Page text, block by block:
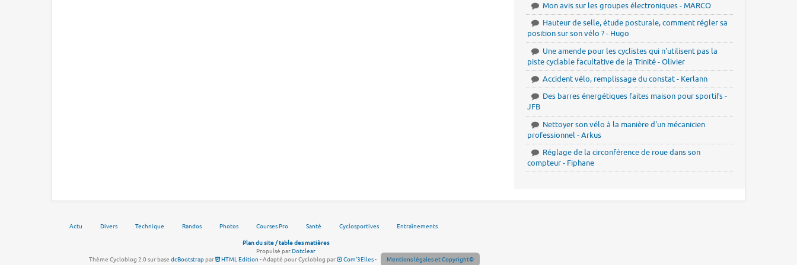
Mon avis sur les groupes électroniques - MARCO
Hauteur de selle, étude posturale, comment régler sa
position sur son vélo ? - Hugo
Une amende pour les cyclistes qui n'utilisent pas la
piste cyclable facultative de la Trinité - Olivier
Accident vélo, remplissage du constat - Kerlann
Des barres énergétiques faites maison pour sportifs -
JFB
Nettoyer son vélo à la manière d'un mécanicien
professionnel - Arkus
Réglage de la circonférence de roue dans son
compteur - Fiphane
Actu Divers Technique Randos Photos Courses Pro Santé Cyclosportives Entraînements
Plan du site / table des matières
Propulsé parDotclear
Thème Cycloblog 2.0 sur base dcBootstrappar HTML Edition - Adapté pour Cycloblog par Com'3Elles- Mentions légales et Copyright©